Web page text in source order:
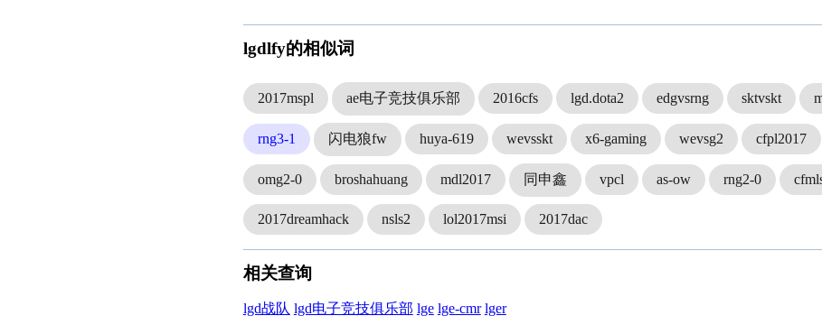
lgdlfy的相似词
2017mspl ae电子竞技俱乐部 2016cfs lgd.dota2 edgvsrng sktvskt
rng3-1 闪电狼fw huya-619 wevsskt x6-gaming wevsg2 cfpl2017
omg2-0 broshahuang mdl2017 同申鑫 vpcl as-ow rng2-0
2017dreamhack nsls2 lol2017msi 2017dac
相关查询
lgd战队 lgd电子竞技俱乐部 lge lge-cmr lger